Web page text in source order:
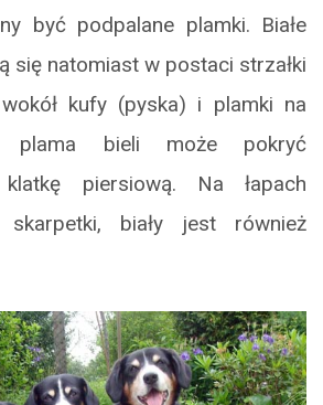
być podpalane plamki. Białe
się natomiast w postaci strzałki
kufy (pyska) i plamki na
plama bieli może pokryć
piersiową. Na łapach
biały jest również